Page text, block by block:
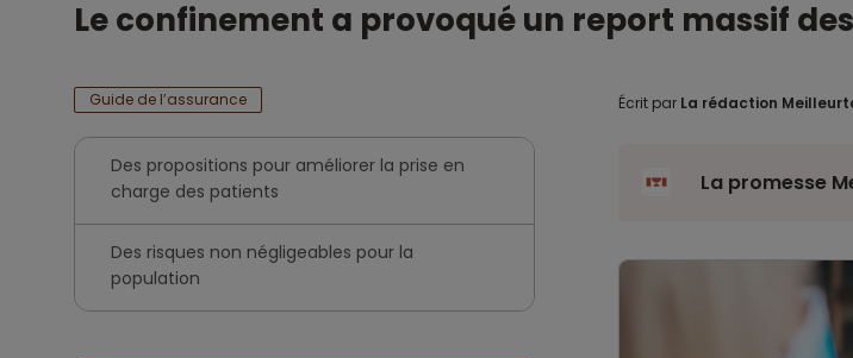
Le confinement a provoqué un report massif
Guide de l’assurance
Des propositions pour améliorer la prise en
charge des patients
Des risques non négligeables pour la
population
Écrit par La rédaction
La promesse